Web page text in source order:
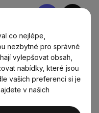
co nejlépe,
nezbytné pro správné
vylepšovat obsah,
nabídky, které jsou
vašich preferencí si je
v našich
Nákupní
Zdravé bounty tyčinky